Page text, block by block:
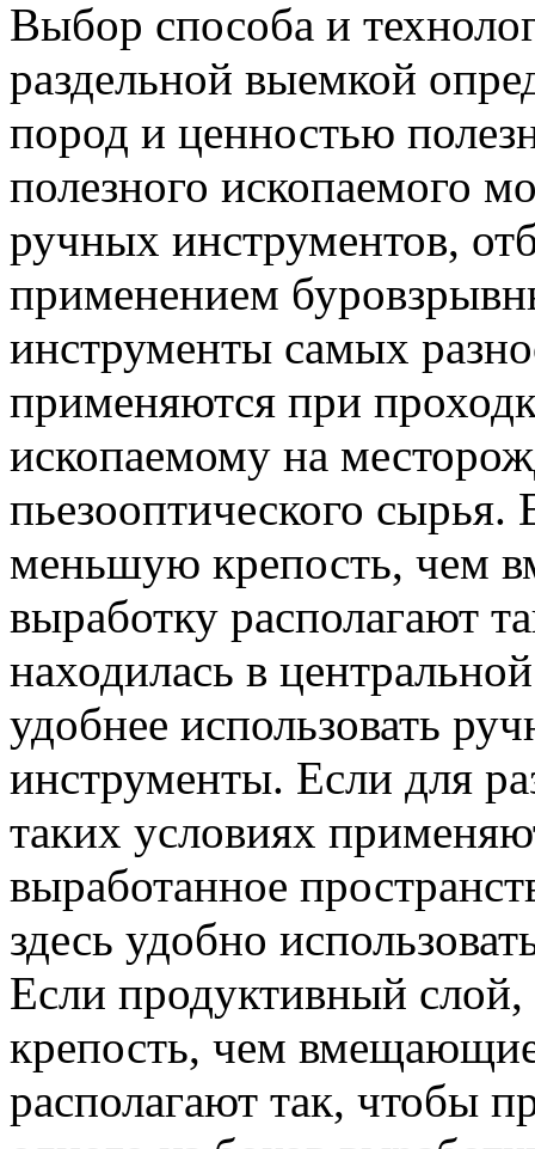
Выбор способа и
раздельной выемкой
пород и ценностью
полезного ископаемого
ручных инструментов,
применением
инструменты самых
применяются при
ископаемому на
пьезооптического
меньшую крепость, чем
выработку располагают
находилась в
удобнее использовать
инструменты. Если для
таких условиях
выработанное
здесь удобно
Если продуктивный
крепость, чем
располагают так, чтобы